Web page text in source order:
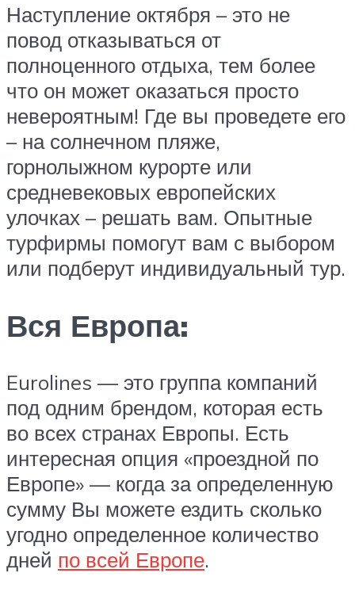
Наступление октября – это не
повод отказываться от
полноценного отдыха, тем более
что он может оказаться просто
невероятным! Где вы проведете его
– на солнечном пляже,
горнолыжном курорте или
средневековых европейских
улочках – решать вам. Опытные
турфирмы помогут вам с выбором
или подберут индивидуальный тур.
Вся Европа:
Eurolines — это группа компаний
под одним брендом, которая есть
во всех странах Европы. Есть
интересная опция «проездной по
Европе» — когда за определенную
сумму Вы можете ездить сколько
угодно определенное количество
дней по всей Европе.